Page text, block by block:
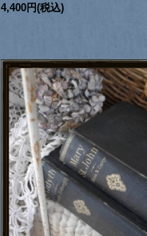
4,400円(税込)